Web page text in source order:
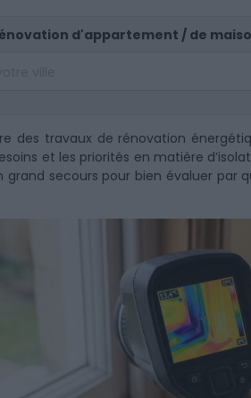
d'appartement / de
des travaux de rénovation
et les priorités en matière
grand secours pour bien évaluer par